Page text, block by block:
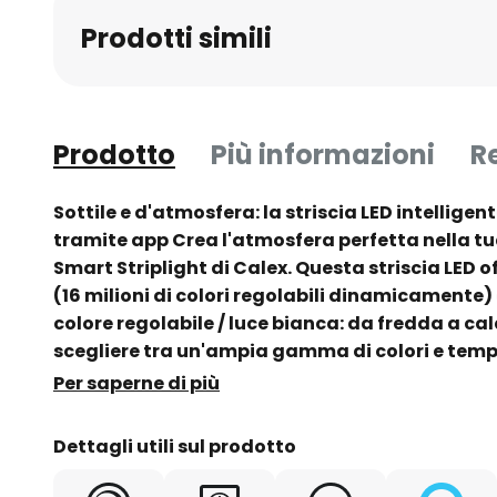
Prodotti simili
Prodotto Più informazioni
Sottile e d'atmosfera: la striscia LED
tramite app Crea l'atmosfera perfetta nella
Smart Striplight di Calex. Questa striscia LED
(16 milioni di colori regolabili
colore regolabile / luce bianca: da fredda a
scegliere tra un'ampia gamma di colori e
inoltre possibile controllare l'illuminazione da
quotidiana e utilizzate scenari pre-
l'illuminazione a vostro piacimento. Avete
casa? Collegateli in gruppo per ottenere la
Per saperne di più
Dettagli utili sul prodotto